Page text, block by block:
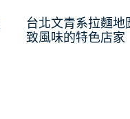
台北文青系拉麵
致風味的特色店家